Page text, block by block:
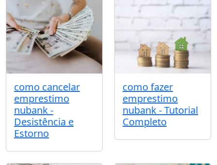
como cancelar
emprestimo
nubank -
Desistência e
Estorno
como fazer
emprestimo
nubank - Tutorial
Completo